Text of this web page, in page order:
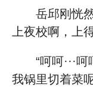
岳邱刚恍
上夜校啊，上
“呵呵···
我锅里切着菜